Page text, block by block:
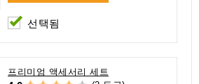
선택됨
프리미엄 액세서리 세트